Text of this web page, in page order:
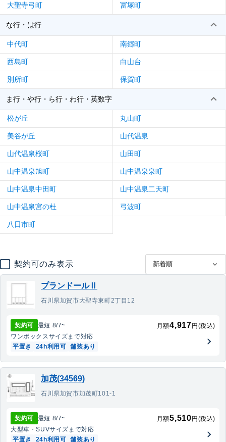
大聖寺弓町 冨塚町
な行・は行
中代町 南郷町
西島町 白山台
別所町 保賀町
ま行・や行・ら行・わ行・英数字
松が丘 丸山町
美谷が丘 山代温泉
山代温泉桜町 山田町
山中温泉旭町 山中温泉泉町
山中温泉中田町 山中温泉二天町
山中温泉宮の杜 弓波町
八日市町
契約可のみ表示
プランドールⅡ
石川県加賀市大聖寺東町2丁目12
契約可 最短 8/7~ 月額4,917 円(税込)
ワンボックスサイズまで対応
平置き
24h利用可 舗装あり
加茂(34569)
石川県加賀市加茂町101-1
契約可 最短 8/7~ 月額5,510 円(税込)
大型車・SUVサイズまで対応
平置き
24h利用可 舗装あり